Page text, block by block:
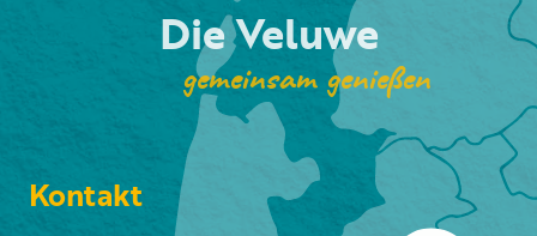
Die Veluwe
gemeinsam genießen
Kontakt